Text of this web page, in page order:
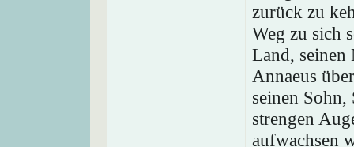
zurück zu
Weg zu sich
Land, seinen
Annaeus
seinen
strengen
aufwachsen